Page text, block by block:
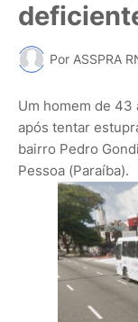
Por ASSPRA
Um homem de
após tentar
bairro Pedro
Pessoa (Paraíba).